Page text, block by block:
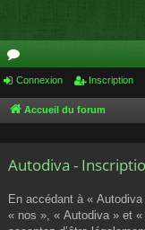
or
u
s
Connexion Inscription
Accueil du forum
Autodiva -
En accédant à «
« nos », « Autodiva » et